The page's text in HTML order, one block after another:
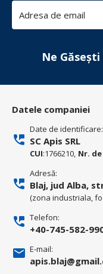
Ne Găsești
Datele companiei
Date de identificare:
SC Apis SRL
CUI:1766210, Nr.
Adresă:
Blaj, jud Alba,
(zona industriala,
Telefon:
+40-745-582-
E-mail: